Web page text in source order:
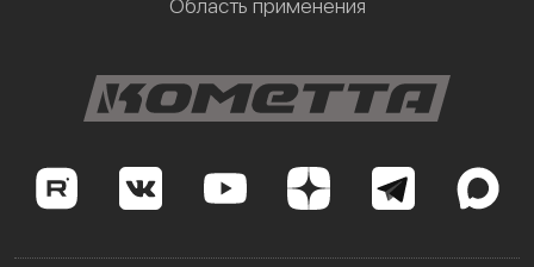
Область применения